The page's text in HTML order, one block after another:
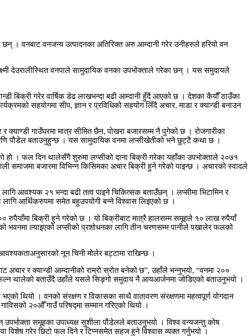
छन् । वनबाट वनजन्य उत्पादनका अतिरिक्त अरु आम्दानी गरेर उनीहरुले हरियो वन
देउरालीस्थित वनपाले सामुदायिक वनका उपभोक्ताले गरेका छन् । यस समुदायले
बिक्री गरेर वार्षिक डेढ लाखभन्दा बढी आम्दानी हुँदै आएको छ । देशका कैयौँ ठाउँका
सहयोगमा सीप, ज्ञान र प्रविधिको सहयोग लिँदै अचार, माडा र क्यान्डी बनाउन
क्याण्डी गाउँघरमा मात्र सीमित छैन, पोखरा बजारसम्म नै पुगेको छ । रोजगारीका
पौडेल बताउनुहुन्छ । यस सामुदायिक वनमा लप्सीखेतीको भने छुट्टै कथा छ ।
हो । फल दिन थालेसँगै शुरुमा लप्सीको दाना बिक्री गरेका यहाँका उपभोक्ताले २०७१
समाजमा बजारमा विभिन्न किसिमका अचार बिक्री हुने गरेको पाइन्छ । अचारको स्वादले
आवश्यक २१ भन्दा बढी तत्व पाइने चिकित्सक बताउँछन् । लप्सीमा भिटामिन र
आर्थिकरुपमा समेत बहुउपयोगी बन्ने विश्वास लिइएको छ ।
रुपैयाँमा बिक्री हुने गरेको छ । यो बिक्रीबाट मात्रै हालसम्म समूहले १० लाख रुपैयाँ
भवनमा ल्याइएको लप्सीको प्रशोधनका लागि तीन चरणसम्म पानीले पखालेर फलको
नून चिनी मोलेर बट्टामा राखिन्छ ।
अचार र क्यान्डी आम्दानीको राम्रो स्रोत बनेको छ”, उहाँले भन्नुभयो, “वनमा २००
थालेको बताउँदै उहाँले यसले सिङ्गो समुदाय नै आयआर्जनमा जोडिएको बताउनुभयो ।
थियो । वनको संरक्षण र विकासका साथै वातावरण संरक्षणमा महत्वपूर्ण योगदान
२०औँ गाउँ परिषद्मा सम्मान गरिएको थियो ।
उपभोक्ता समूहका उपाध्यक्ष सुशीला पौडेलले बताउनुभयो । विश्व वन्यजन्तु कोष
विशेष गरेर छिटो फल दिने र टिप्नसमेत सहज हुने विश्वास व्यक्त गर्नुभयो ।